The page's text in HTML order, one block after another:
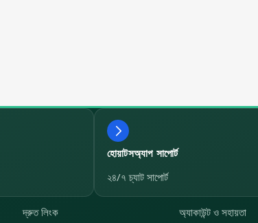
হোয়াটসঅ্যাপ সাপোর্ট
২৪/৭ চ্যাট সাপোর্ট
দ্রুত লিংক অ্যাকাউন্ট ও সহায়তা